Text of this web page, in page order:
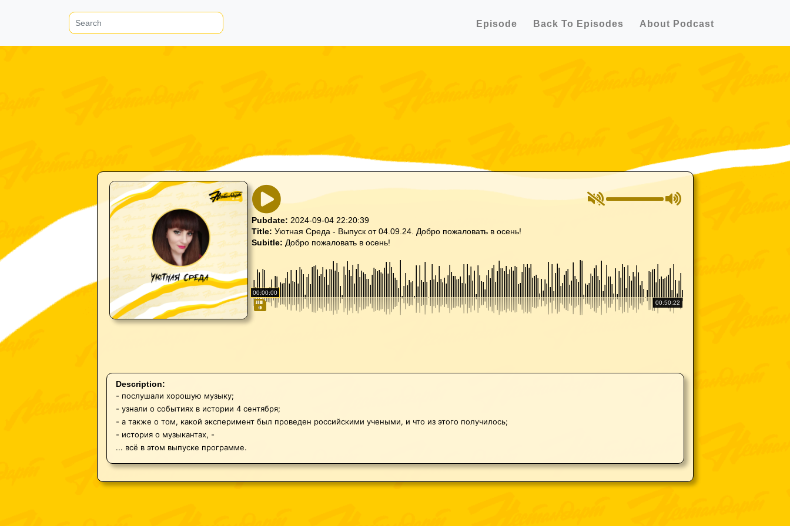
Episode Back To Episodes About Podcast
Pubdate: 2024-09-04 22:20:39
Title: Уютная Среда - Выпуск от 04.09.24. Добро пожаловать в осень!
Subitle: Добро пожаловать в осень!
00:00:00
00:50:22
Description:
- послушали хорошую музыку;
- узнали о событиях в истории 4 сентября;
- а также о том, какой эксперимент был проведен российскими учеными, и что из этого получилось;
- история о музыкантах, -
... всё в этом выпуске программе.